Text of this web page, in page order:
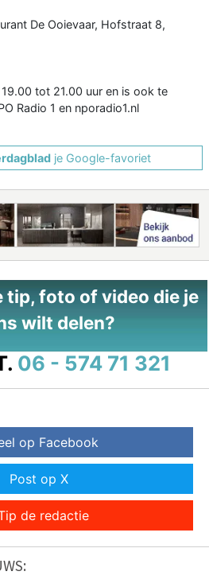
De Ooievaar, Hofstraat 8,
tot 21.00 uur en is ook te
Radio 1 en nporadio1.nl
je Google-favoriet
tip, foto of video die je
wilt delen?
06 - 574 71 321
op Facebook
Post op X
de redactie